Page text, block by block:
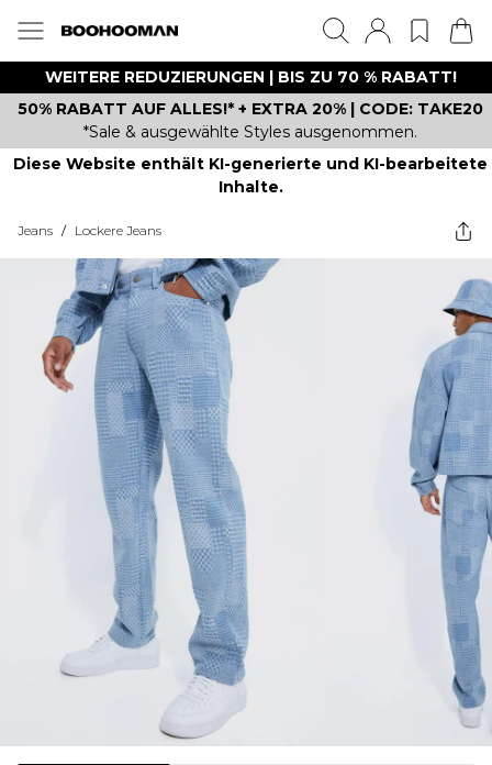
WEITERE REDUZIERUNGEN | BIS ZU 70 % RABATT!
50% RABATT AUF ALLES!* + EXTRA 20% | CODE: TAKE20
*Sale & ausgewählte Styles ausgenommen.
Diese Website enthält KI-generierte und KI-bearbeitete
Inhalte.
Jeans / Lockere Jeans